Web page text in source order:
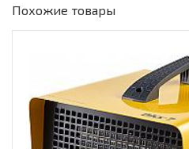
Похожие товары